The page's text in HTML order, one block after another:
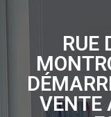
RUE
VENTE